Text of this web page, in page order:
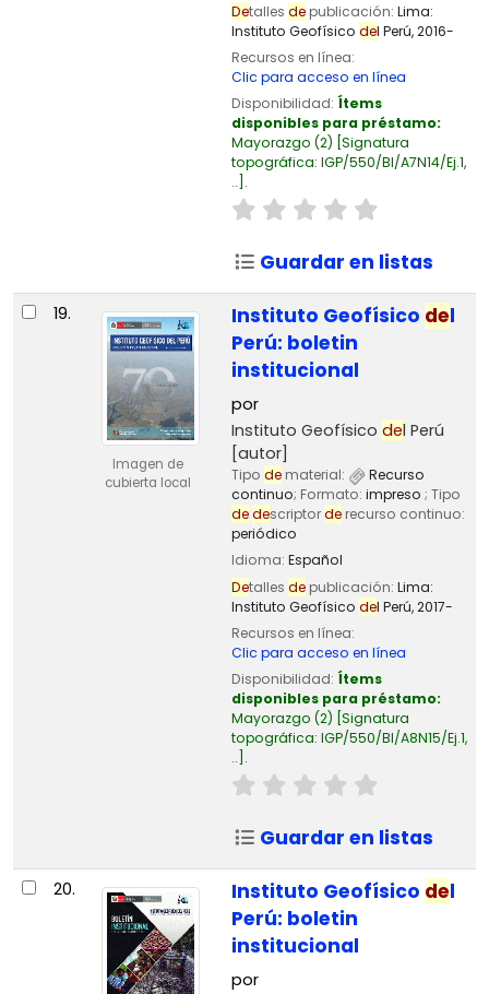
Detalles depublicación: Lima:
Instituto Geofísico del Perú,2016-
Recursos en línea:
Clic para acceso en línea
Disponibilidad: Ítems
disponibles para préstamo:
Mayorazgo (2) Signatura
topográfica: IGP/550/BI/A7N14/Ej.1,
.. .
Guardar en listas
19.
Imagen de
cubierta local
Instituto Geofísico del
Perú: boletin
institucional
por
Instituto Geofísico del Perú
[autor]
Tipo dematerial:
Recurso
continuo; Formato: impreso ; Tipo
dedescriptorderecurso continuo:
periódico
Idioma: Español
Detalles depublicación: Lima:
Instituto Geofísico del Perú,2017-
Recursos en línea:
Clic para acceso en línea
Disponibilidad: Ítems
disponibles para préstamo:
Mayorazgo (2) Signatura
topográfica: IGP/550/BI/A8N15/Ej.1,
.. .
Guardar en listas
20. Instituto Geofísico del
Perú: boletin
institucional
por